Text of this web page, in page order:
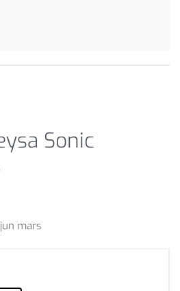
Sonic
mars